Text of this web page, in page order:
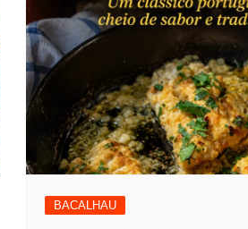
BACALHAU